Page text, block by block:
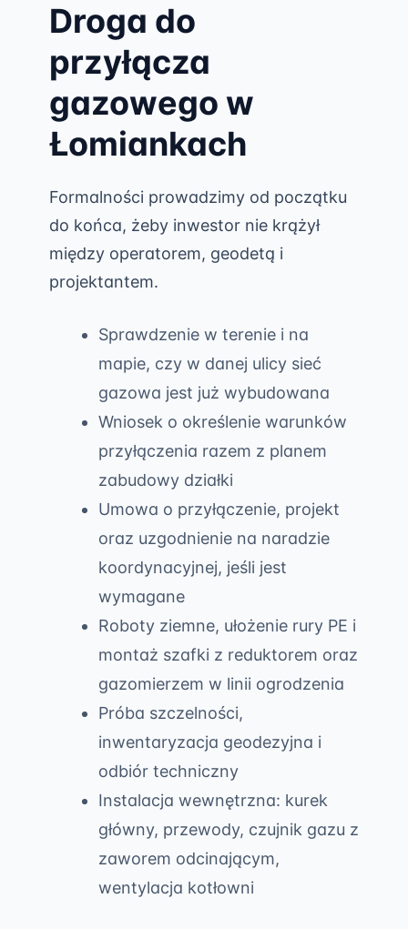
Droga do
przyłącza
gazowego w
Łomiankach
Formalności prowadzimy od początku
do końca, żeby inwestor nie krążył
między operatorem, geodetą i
projektantem.
Sprawdzenie w terenie i na
mapie, czy w danej ulicy sieć
gazowa jest już wybudowana
Wniosek o określenie warunków
przyłączenia razem z planem
zabudowy działki
Umowa o przyłączenie, projekt
oraz uzgodnienie na naradzie
koordynacyjnej, jeśli jest
wymagane
Roboty ziemne, ułożenie rury PE i
montaż szafki z reduktorem oraz
gazomierzem w linii ogrodzenia
Próba szczelności,
inwentaryzacja geodezyjna i
odbiór techniczny
Instalacja wewnętrzna: kurek
główny, przewody, czujnik gazu z
zaworem odcinającym,
wentylacja kotłowni